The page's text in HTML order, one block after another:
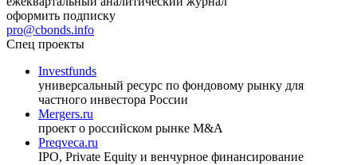
ежеквартальный аналитический журнал
оформить подписку
pro@cbonds.info
Спец проекты
Investfunds
универсальный ресурс по фондовому рынку для
частного инвестора России